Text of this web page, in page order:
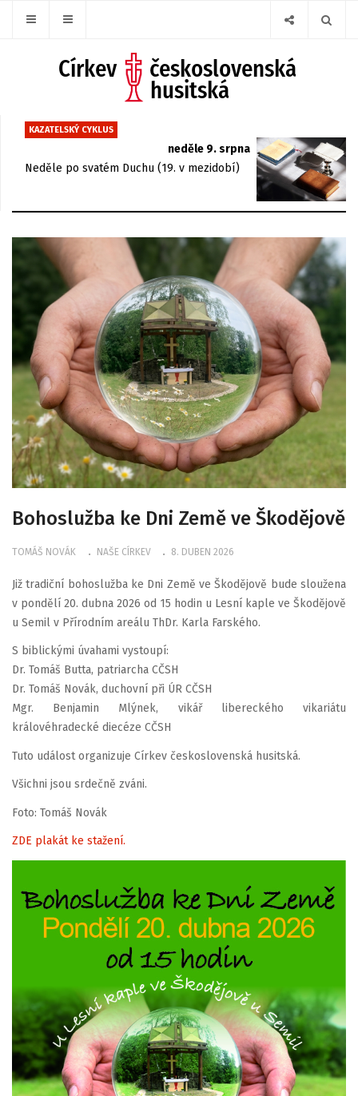
KAZATELSKÝ CYKLUS
neděle 9. srpna
Neděle po svatém Duchu (19. v mezidobí)
Bohoslužba ke Dni Země ve Škodějově
TOMÁŠ NOVÁK NAŠE CÍRKEV 8. DUBEN 2026
Již tradiční bohoslužba ke Dni Země ve Škodějově bude sloužena
v pondělí 20. dubna 2026 od 15 hodin u Lesní kaple ve Škodějově
u Semil v Přírodním areálu ThDr. Karla Farského.
S biblickými úvahami vystoupí:
Dr. Tomáš Butta, patriarcha CČSH
Dr. Tomáš Novák, duchovní při ÚR CČSH
Mgr. Benjamin Mlýnek, vikář libereckého vikariátu
královéhradecké diecéze CČSH
Tuto událost organizuje Církev československá husitská.
Všichni jsou srdečně zváni.
Foto: Tomáš Novák
ZDE plakát ke stažení.